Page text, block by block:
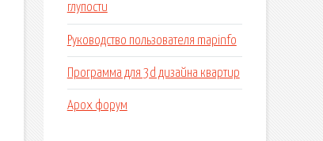
глупости
Руководство пользователя mapinfo
Программа для 3d дизайна квартир
Apox форум